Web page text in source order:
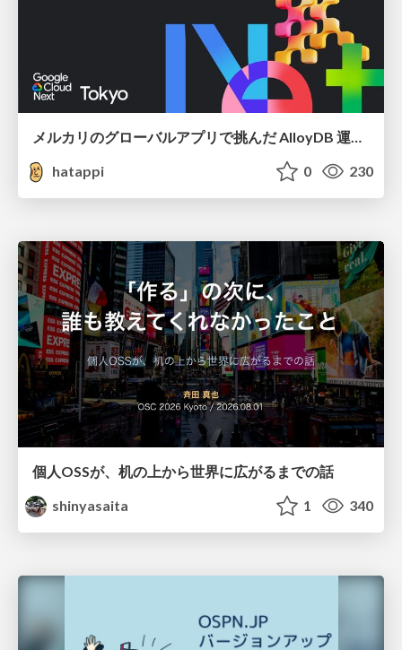
メルカリのグローバルアプリで挑んだ AlloyDB 運用と課題解決の実践記
hatappi
0 230
個人OSSが、机の上から世界に広がるまでの話
shinyasaita
1 340